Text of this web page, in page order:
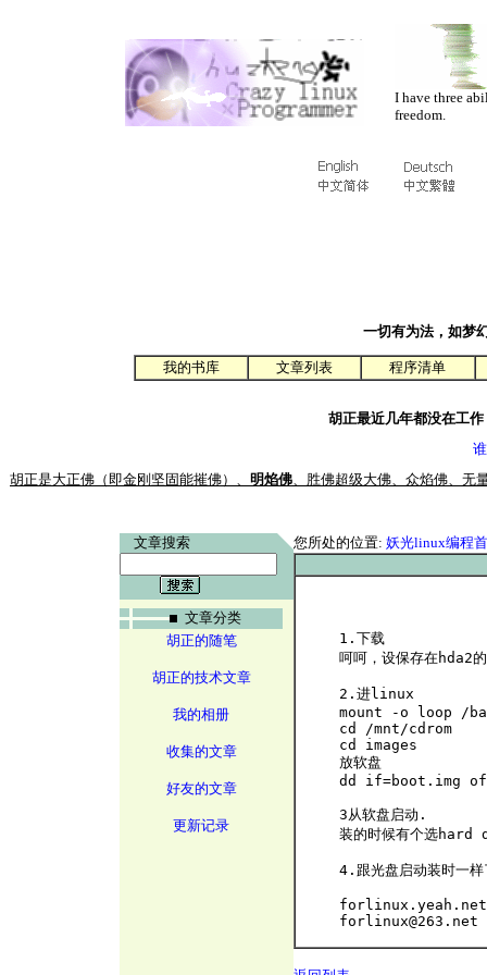
I have three
freedom.
一切有为法，如梦
我的书库 文章列表 程序清单
胡正最近几年都没在工
胡正是大正佛（即金刚坚固能摧佛）、 明焰佛、胜佛超级大佛、众焰佛、无
文章搜索
文章分类
胡正的随笔
胡正的技术文章
我的相册
收集的文章
好友的文章
更新记录
您所处的位置: 妖光linux编程
1.下载
呵呵，设保存在hda2
2.进linux
mount -o loop /
cd /mnt/cdrom
cd images
放软盘
dd if=boot.img
3从软盘启动.
装的时候有个选hard
4.跟光盘启动装时一
forlinux.yeah.net